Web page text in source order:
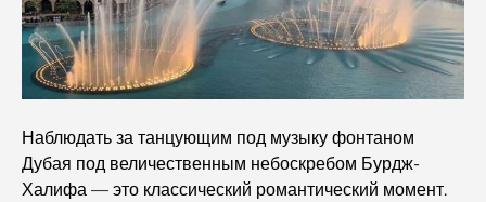
Самые дорогие автомобили Tesla: инновации и
производительность.
Рестораны «Аль-Васл»: самые известные заведения
Дубая.
Топ-10 самых богатых стран мира
Наблюдать за танцующим под музыку фонтаном
Дубая под величественным небоскребом Бурдж-
Халифа — это классический романтический момент.